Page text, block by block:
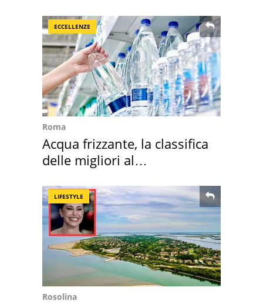
ECCELLENZE
Roma
Acqua frizzante, la classifica
delle migliori al
LIFESTYLE
Rosolina